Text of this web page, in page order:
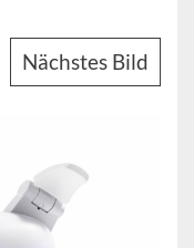
Nächstes Bild